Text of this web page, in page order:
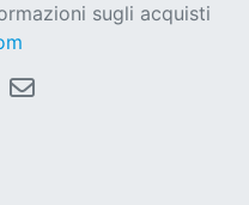
sugli acquisti